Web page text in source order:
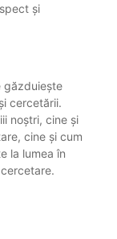
și
găzduiește
cercetării.
noștri, cine și
cine și cum
la lumea în